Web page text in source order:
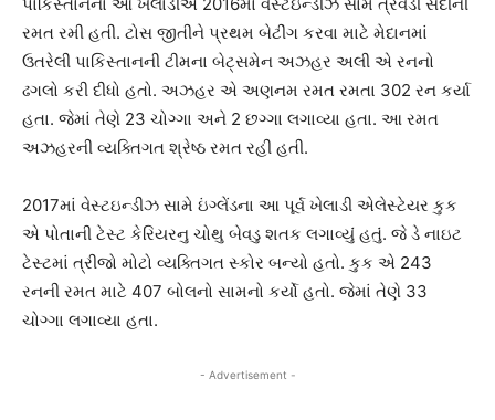
રમત રમી હતી. ટોસ જીતીને પ્રથમ બેટીંગ કરવા માટે મેદાનમાં
ઉતરેલી પાકિસ્તાનની ટીમના બેટ્સમેન અઝહર અલી એ રનનો
ઢગલો કરી દીધો હતો. અઝહર એ અણનમ રમત રમતા 302 રન કર્યા
હતા. જેમાં તેણે 23 ચોગ્ગા અને 2 છગ્ગા લગાવ્યા હતા. આ રમત
અઝહરની વ્યક્તિગત શ્રેષ્ઠ રમત રહી હતી.
2017માં વેસ્ટઇન્ડીઝ સામે ઇંગ્લેંડના આ પૂર્વ ખેલાડી એલેસ્ટેયર કુક
એ પોતાની ટેસ્ટ કેરિયરનુ ચોથુ બેવડુ શતક લગાવ્યુંં હતુંં. જે ડે નાઇટ
ટેસ્ટમાં ત્રીજો મોટો વ્યક્તિગત સ્કોર બન્યો હતો. કુક એ 243
રનની રમત માટે 407 બોલનો સામનો કર્યો હતો. જેમાં તેણે 33
ચોગ્ગા લગાવ્યા હતા.
- Advertisement -